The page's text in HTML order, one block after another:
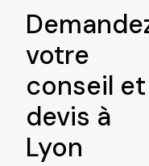
votre
conseil et
devis à
Lyon